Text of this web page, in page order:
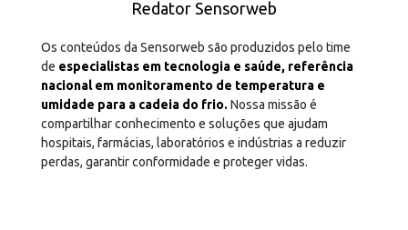
Redator Sensorweb
Os conteúdos da Sensorweb são produzidos pelo time
de especialistas em tecnologia e saúde, referência
nacional em monitoramento de temperatura e
umidade para a cadeia do frio. Nossa missão é
compartilhar conhecimento e soluções que ajudam
hospitais, farmácias, laboratórios e indústrias a reduzir
perdas, garantir conformidade e proteger vidas.